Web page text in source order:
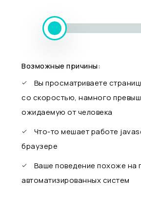
Возможные причины:
Вы просматриваете
со скоростью, намного
ожидаемую от человека
Что-то мешает работе
браузере
Ваше поведение похоже на
автоматизированных систем